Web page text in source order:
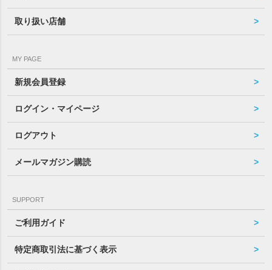
取り扱い店舗
MY PAGE
新規会員登録
ログイン・マイページ
ログアウト
メールマガジン購読
SUPPORT
ご利用ガイド
特定商取引法に基づく表示